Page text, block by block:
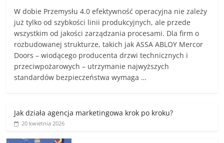
W dobie Przemysłu 4.0 efektywność operacyjna nie zależy
już tylko od szybkości linii produkcyjnych, ale przede
wszystkim od jakości zarządzania procesami. Dla firm o
rozbudowanej strukturze, takich jak ASSA ABLOY Mercor
Doors – wiodącego producenta drzwi technicznych i
przeciwpożarowych – utrzymanie najwyższych
standardów bezpieczeństwa wymaga …
Jak działa agencja marketingowa krok po kroku?
20 kwietnia 2026